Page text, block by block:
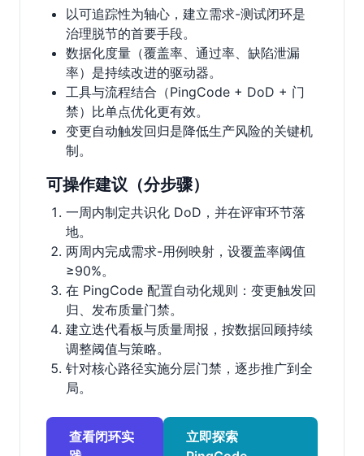
以可追踪性为轴心，建立需求-测试闭环是
治理脱节的首要手段。
数据化度量（覆盖率、通过率、缺陷泄漏
率）是持续改进的驱动器。
工具与流程结合（PingCode + DoD + 门
禁）比单点优化更有效。
变更自动触发回归是降低生产风险的关键机
制。
可操作建议（分步骤）
一周内制定共识化 DoD，并在评审环节落
地。
两周内完成需求-用例映射，设覆盖率阈值
≥90%。
在 PingCode 配置自动化规则：变更触发回
归、发布质量门禁。
建立迭代看板与质量周报，按数据回顾持续
调整阈值与策略。
针对核心路径实施分层门禁，逐步推广到全
局。
查看闭环实
立即探索